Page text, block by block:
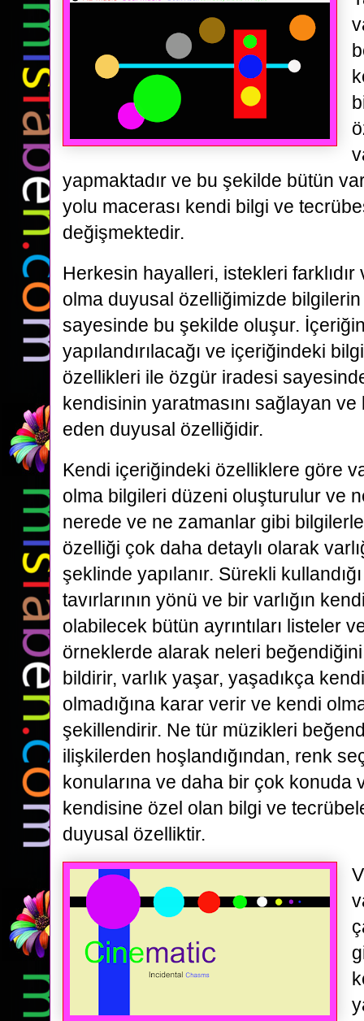
yapmaktadır ve bu şekilde bütün
yolu macerası kendi bilgi ve
değişmektedir.
Herkesin hayalleri, istekleri
olma duyusal özelliğimizde bilgilerin
sayesinde bu şekilde oluşur.
yapılandırılacağı ve içeriğindeki
özellikleri ile özgür iradesi
kendisinin yaratmasını sağlayan
eden duyusal özelliğidir.
Kendi içeriğindeki özelliklere göre
olma bilgileri düzeni oluşturulur ve
nerede ve ne zamanlar gibi
özelliği çok daha detaylı olarak
şeklinde yapılanır. Sürekli
tavırlarının yönü ve bir varlığın
olabilecek bütün ayrıntıları listeler
örneklerde alarak neleri beğendiğini
bildirir, varlık yaşar, yaşadıkça
olmadığına karar verir ve kendi
şekillendirir. Ne tür müzikleri
ilişkilerden hoşlandığından, renk
konularına ve daha bir çok konuda
kendisine özel olan bilgi ve
duyusal özelliktir.